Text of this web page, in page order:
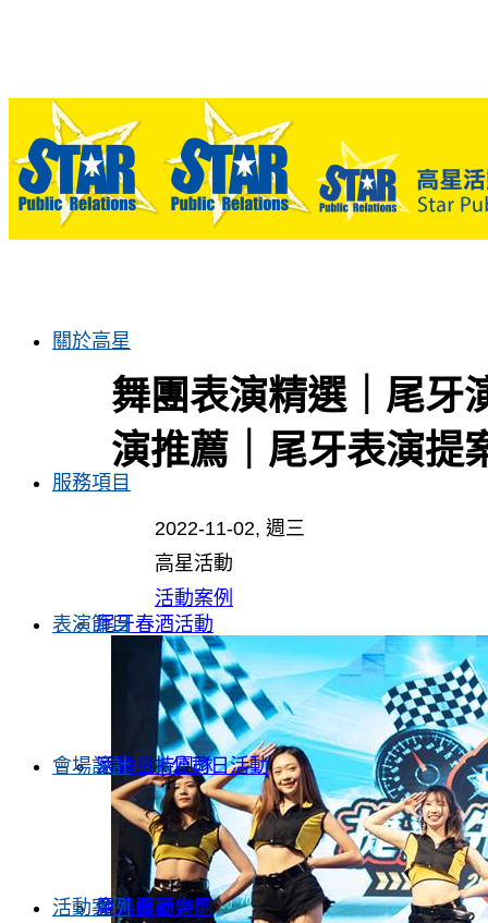
關於高星
服務項目
尾牙春酒活動
家庭日 | 公司日活動
企業運動會 |
表演節目
活動主持團隊
尾牙春酒樂團
會場設計
會場設計
活動案例
舞團表演精選｜尾牙
演推薦｜尾牙表演提
2022-11-02, 週三
高星活動
活動案例